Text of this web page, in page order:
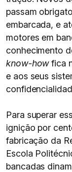
passam
embarcada, e
motores em
conhecimento
know-howfica
e aos seus
Para superar
ignição por
fabricação da
Escola
bancadas